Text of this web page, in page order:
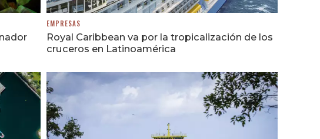
EMPRESAS
Royal Caribbean va por la tropicalización de los
cruceros en Latinoamérica